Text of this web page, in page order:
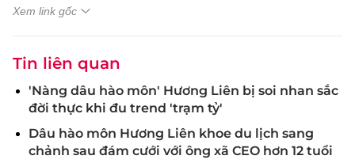
Xem link gốc
Tin liên quan
'Nàng dâu hào môn' Hương Liên bị soi nhan sắc
đời thực khi đu trend 'trạm tỷ'
Dâu hào môn Hương Liên khoe du lịch sang
chảnh sau đám cưới với ông xã CEO hơn 12 tuổi